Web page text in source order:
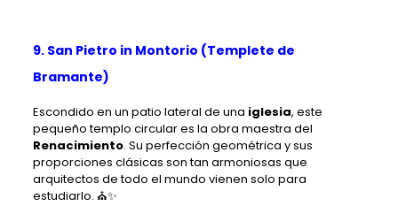
9. San Pietro in Montorio (Templete de
Bramante)
Escondido en un patio lateral de una iglesia, este
pequeño templo circular es la obra maestra del
Renacimiento. Su perfección geométrica y sus
proporciones clásicas son tan armoniosas que
arquitectos de todo el mundo vienen solo para
estudiarlo. ⛪✨